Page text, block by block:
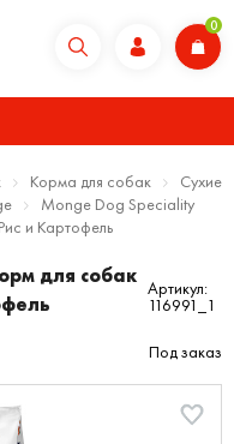
0
Корма для собак
Сухие
Monge Dog Speciality
и Картофель
для собак Артикул:
116991_1
Под заказ